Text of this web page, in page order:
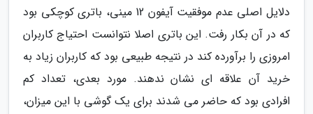
دلایل اصلی عدم موفقیت آیفون 12 مینی، باتری کوچکی بود
که در آن بکار رفت. این باتری اصلا نتوانست احتیاج کاربران
امروزی را برآورده کند در نتیجه طبیعی بود که کاربران زیاد به
خرید آن علاقه ای نشان ندهند. مورد بعدی، تعداد کم
افرادی بود که حاضر می شدند برای یک گوشی با این میزان،